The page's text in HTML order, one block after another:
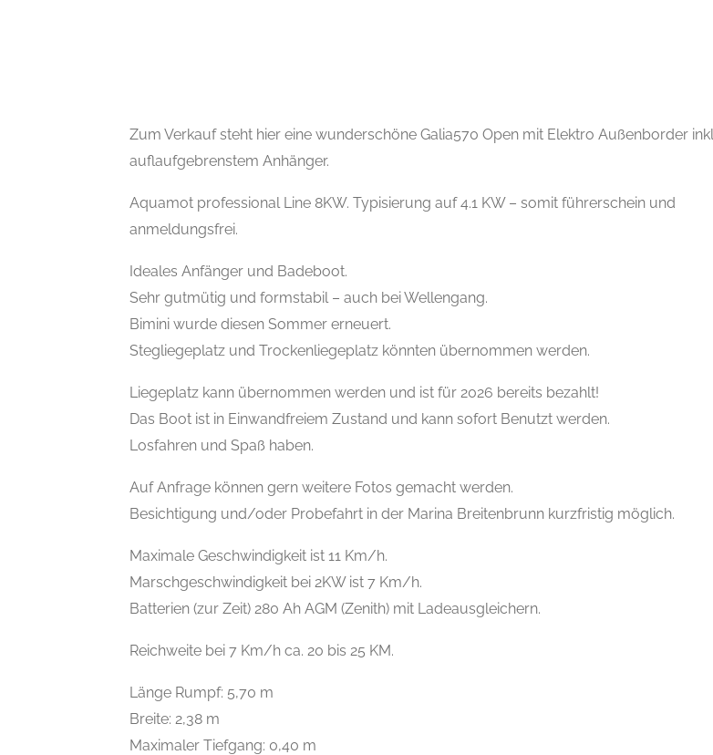
Zum Verkauf steht hier eine wunderschöne Galia570 Open mit Elektro Außenborder
auflaufgebrenstem Anhänger.
Aquamot professional Line 8KW. Typisierung auf 4.1 KW – somit führerschein und
anmeldungsfrei.
Ideales Anfänger und Badeboot.
Sehr gutmütig und formstabil – auch bei Wellengang.
Bimini wurde diesen Sommer erneuert.
Stegliegeplatz und Trockenliegeplatz könnten übernommen werden.
Liegeplatz kann übernommen werden und ist für 2026 bereits bezahlt!
Das Boot ist in Einwandfreiem Zustand und kann sofort Benutzt werden.
Losfahren und Spaß haben.
Auf Anfrage können gern weitere Fotos gemacht werden.
Besichtigung und/oder Probefahrt in der Marina Breitenbrunn kurzfristig möglich.
Maximale Geschwindigkeit ist 11 Km/h.
Marschgeschwindigkeit bei 2KW ist 7 Km/h.
Batterien (zur Zeit) 280 Ah AGM (Zenith) mit Ladeausgleichern.
Reichweite bei 7 Km/h ca. 20 bis 25 KM.
Länge Rumpf: 5,70 m
Breite: 2,38 m
Maximaler Tiefgang: 0,40 m